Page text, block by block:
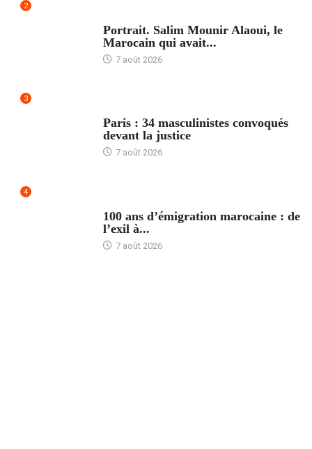
2
Portrait. Salim Mounir Alaoui, le
Marocain qui avait...
7 août 2026
3
Paris : 34 masculinistes convoqués
devant la justice
7 août 2026
4
100 ans d’émigration marocaine : de
l’exil à...
7 août 2026